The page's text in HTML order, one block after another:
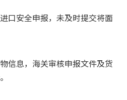
口安全申报，未及时提交将面
信息，海关审核申报文件及货